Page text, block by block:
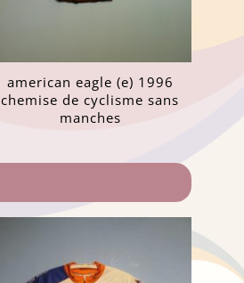
american eagle (e) 1996
chemise de cyclisme sans
manches